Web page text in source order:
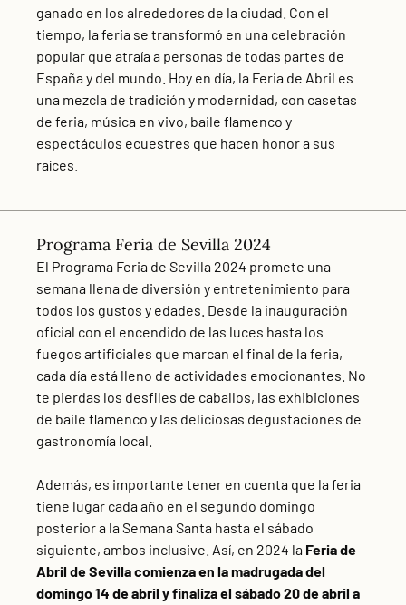
ganado en los alrededores de la ciudad. Con el
tiempo, la feria se transformó en una celebración
popular que atraía a personas de todas partes de
España y del mundo. Hoy en día, la Feria de Abril es
una mezcla de tradición y modernidad, con casetas
de feria, música en vivo, baile flamenco y
espectáculos ecuestres que hacen honor a sus
raíces.
Programa Feria de Sevilla 2024
El Programa Feria de Sevilla 2024 promete una
semana llena de diversión y entretenimiento para
todos los gustos y edades. Desde la inauguración
oficial con el encendido de las luces hasta los
fuegos artificiales que marcan el final de la feria,
cada día está lleno de actividades emocionantes. No
te pierdas los desfiles de caballos, las exhibiciones
de baile flamenco y las deliciosas degustaciones de
gastronomía local.
Además, es importante tener en cuenta que la feria
tiene lugar cada año en el segundo domingo
posterior a la Semana Santa hasta el sábado
siguiente, ambos inclusive. Así, en 2024 la Feria de
Abril de Sevilla comienza en la madrugada del
domingo 14 de abril y finaliza el sábado 20 de abril a